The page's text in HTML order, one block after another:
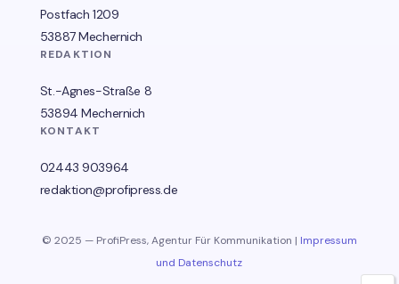
Postfach 1209
53887 Mechernich
REDAKTION
St.-Agnes-Straße 8
53894 Mechernich
KONTAKT
02443 903964
redaktion@profipress.de
© 2025 — ProfiPress, Agentur Für Kommunikation | Impressum
und Datenschutz